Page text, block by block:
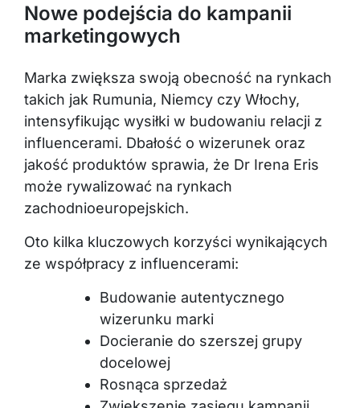
Nowe podejścia do kampanii
marketingowych
Marka zwiększa swoją obecność na rynkach
takich jak Rumunia, Niemcy czy Włochy,
intensyfikując wysiłki w budowaniu relacji z
influencerami. Dbałość o wizerunek oraz
jakość produktów sprawia, że Dr Irena Eris
może rywalizować na rynkach
zachodnioeuropejskich.
Oto kilka kluczowych korzyści wynikających
ze współpracy z influencerami:
Budowanie autentycznego
wizerunku marki
Docieranie do szerszej grupy
docelowej
Rosnąca sprzedaż